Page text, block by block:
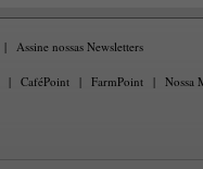
| Assine nossas Newsletters
| CaféPoint | FarmPoint | Nossa